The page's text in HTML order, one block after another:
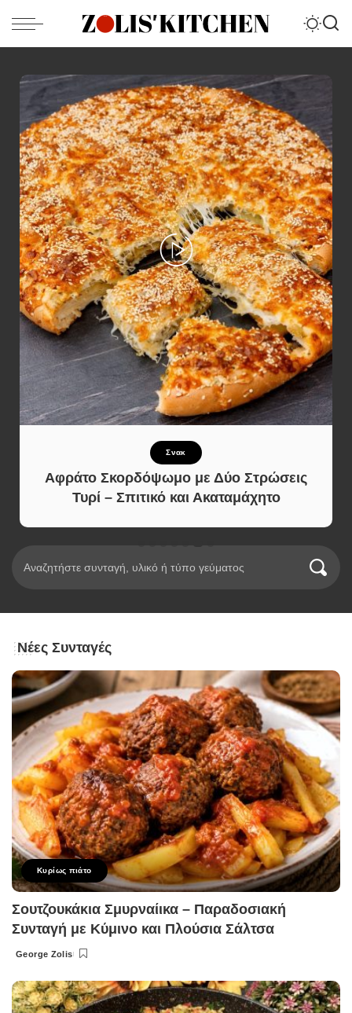
Σνακ
Αφράτο Σκορδόψωμο με Δύο Στρώσεις
Τυρί – Σπιτικό και Ακαταμάχητο
Νέες Συνταγές
Κυρίως πιάτο
Σουτζουκάκια Σμυρναίικα – Παραδοσιακή
Συνταγή με Κύμινο και Πλούσια Σάλτσα
Posted
George Zolis